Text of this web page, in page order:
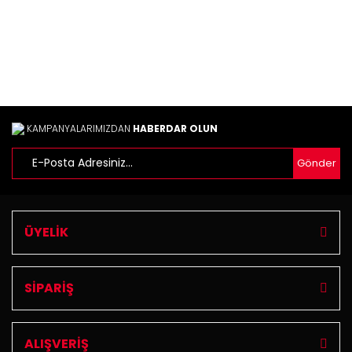
KAMPANYALARIMIZDAN HABERDAR OLUN
Gönder
ÜYELİK
SİPARİŞ
ALIŞVERİŞ